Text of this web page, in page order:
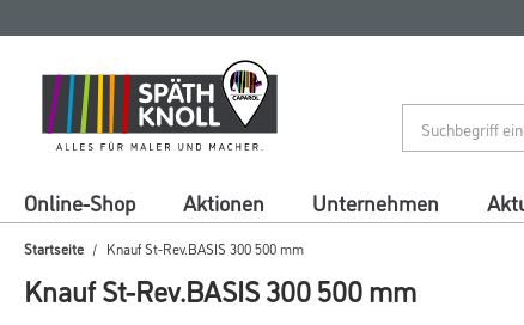
springen
springen
Online-Shop Aktionen Unternehmen
Startseite Knauf St-Rev.BASIS 300 500 mm
Knauf St-Rev.BASIS 300 500 mm